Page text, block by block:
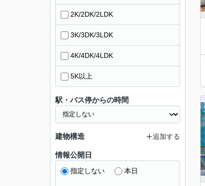
2K/2DK/2LDK
3K/3DK/3LDK
4K/4DK/4LDK
5K以上
駅・バス停からの時間
建物構造 追加する
情報公開日
指定しない 本日